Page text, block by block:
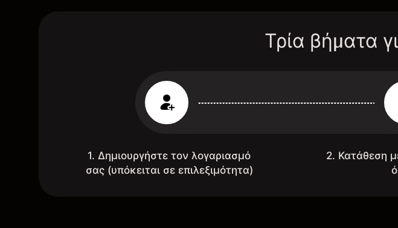
Τρία βήματα
1. Δημιουργήστε τον λογαριασμό
σας (υπόκειται σε επιλεξιμότητα)
2. Κατάθεση